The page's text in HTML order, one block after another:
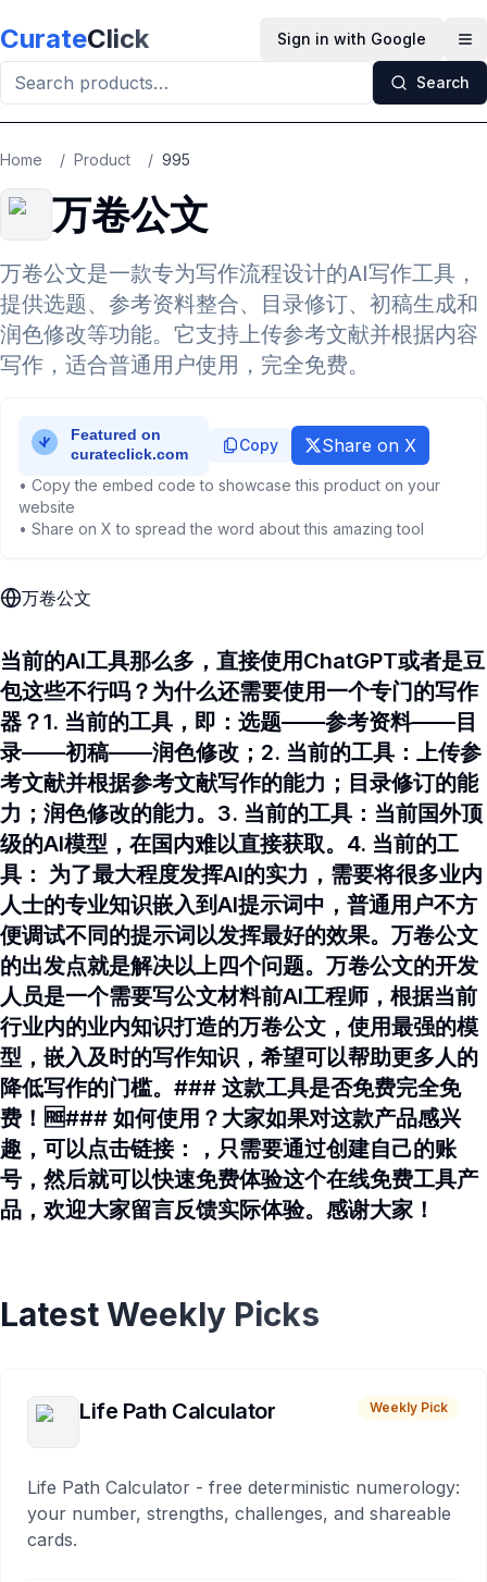
CurateClick Sign in with Google
Search
Home / Product / 995
万卷公文
万卷公文是一款专为写作流程设计的AI写作工具，
提供选题、参考资料整合、目录修订、初稿生成和
润色修改等功能。它支持上传参考文献并根据内容
写作，适合普通用户使用，完全免费。
Copy Share on X
• Copy the embed code to showcase this product on your
website
• Share on X to spread the word about this amazing tool
万卷公文
当前的AI工具那么多，直接使用ChatGPT或者是豆
包这些不行吗？为什么还需要使用一个专门的写作
器？1. 当前的工具，即：选题——参考资料——目
录——初稿——润色修改；2. 当前的工具：上传参
考文献并根据参考文献写作的能力；目录修订的能
力；润色修改的能力。3. 当前的工具：当前国外顶
级的AI模型，在国内难以直接获取。4. 当前的工
具： 为了最大程度发挥AI的实力，需要将很多业内
人士的专业知识嵌入到AI提示词中，普通用户不方
便调试不同的提示词以发挥最好的效果。万卷公文
的出发点就是解决以上四个问题。万卷公文的开发
人员是一个需要写公文材料前AI工程师，根据当前
行业内的业内知识打造的万卷公文，使用最强的模
型，嵌入及时的写作知识，希望可以帮助更多人的
降低写作的门槛。### 这款工具是否免费完全免
费！🆓### 如何使用？大家如果对这款产品感兴
趣，可以点击链接：，只需要通过创建自己的账
号，然后就可以快速免费体验这个在线免费工具产
品，欢迎大家留言反馈实际体验。感谢大家！
Latest Weekly Picks
Life Path Calculator Weekly Pick
Life Path Calculator - free deterministic numerology:
your number, strengths, challenges, and shareable
cards.